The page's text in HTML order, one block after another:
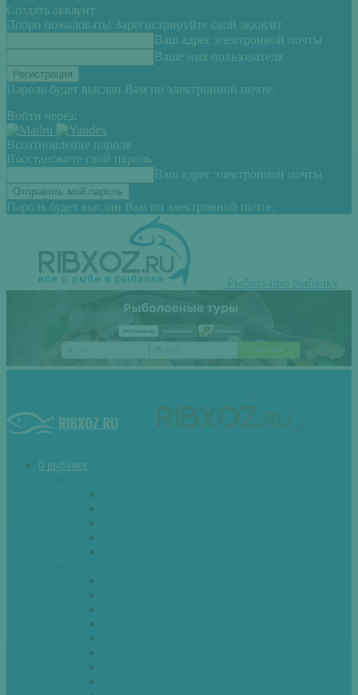
Создать аккаунт
Добро пожаловать! Зарегистрируйте свой аккаунт
Ваш адрес электронной почты
Ваше имя пользователя
Пароль будет выслан Вам по электронной почте.
Войти через:
Всоатновление пароля
Восстановите свой пароль
Ваш адрес электронной почты
Пароль будет выслан Вам по электронной почте.
Рыбхоз-про рыбалку
О рыбалке